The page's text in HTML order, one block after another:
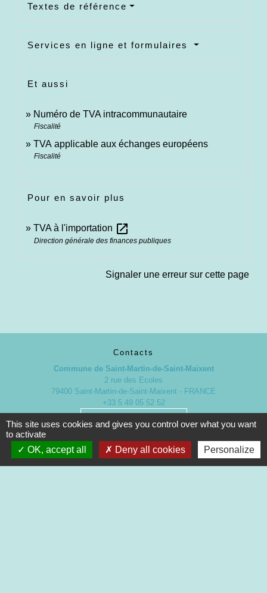
Textes de référence
Services en ligne et formulaires
Et aussi
Numéro de TVA intracommunautaire
Fiscalité
TVA applicable aux échanges européens
Fiscalité
Pour en savoir plus
TVA à l'importation open_in_new
Direction générale des finances publiques
Signaler une erreur sur cette page
Contacts
Commune de Saint-Martin-de-Saint-Maixent
2 rue des Ecoles
79400 Saint-Martin-de-Saint-Maixent - FRANCE
+33 5 49 05 52 52
Contact par formulaire
Nouveaux horaires d’ouverture de la Mairie.
This site uses cookies and gives you control over what you want
to activate
OK, accept all
Deny all cookies Personalize